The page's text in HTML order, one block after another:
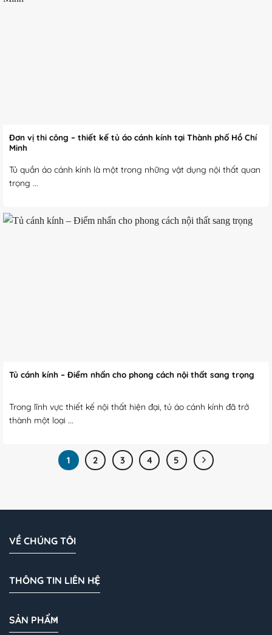
Đơn vị thi công – thiết kế tủ áo cánh kính tại Thành phố Hồ Chí
Minh
Tủ quần áo cánh kính là một trong những vật dụng nội thất quan
trọng ...
Tủ cánh kính – Điểm nhấn cho phong cách nội thất sang trọng
Trong lĩnh vực thiết kế nội thất hiện đại, tủ áo cánh kính đã trở
thành một loại ...
1 2 3 4 5
VỀ CHÚNG TÔI
THÔNG TIN LIÊN HỆ
SẢN PHẨM